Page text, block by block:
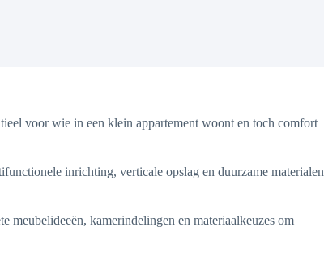
voor wie in een klein appartement woont en toch comfort
inrichting, verticale opslag en duurzame materialen
meubelideeën, kamerindelingen en materiaalkeuzes om